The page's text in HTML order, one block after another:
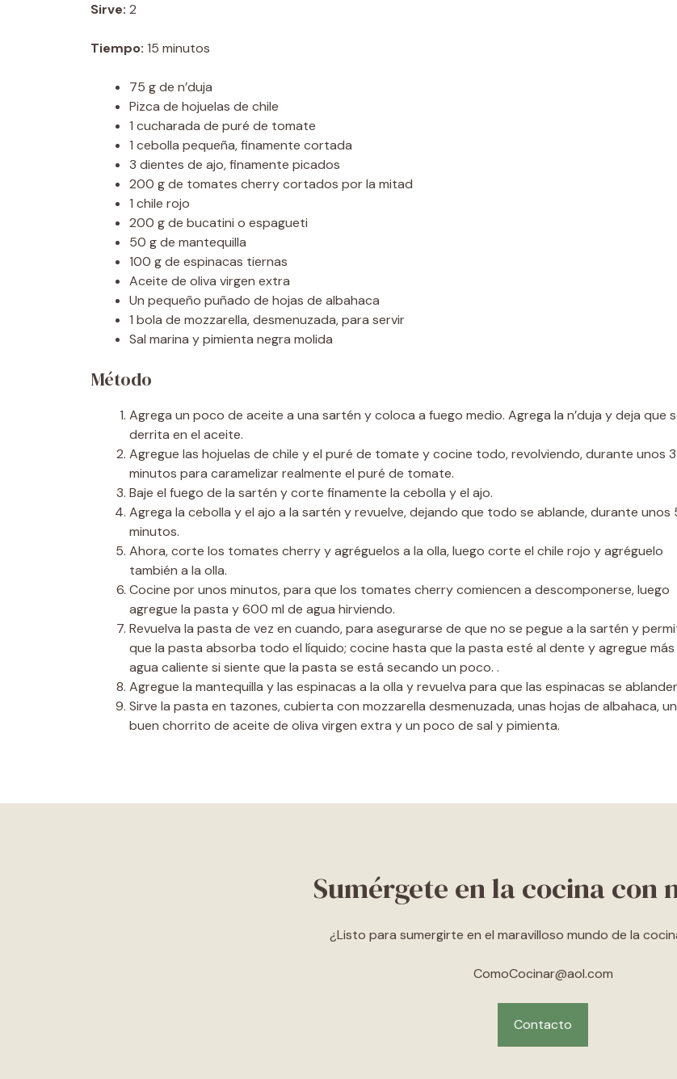
Sirve: 2
Tiempo: 15 minutos
75 g de n’duja
Pizca de hojuelas de chile
1 cucharada de puré de tomate
1 cebolla pequeña, finamente cortada
3 dientes de ajo, finamente picados
200 g de tomates cherry cortados por la mitad
1 chile rojo
200 g de bucatini o espagueti
50 g de mantequilla
100 g de espinacas tiernas
Aceite de oliva virgen extra
Un pequeño puñado de hojas de albahaca
1 bola de mozzarella, desmenuzada, para servir
Sal marina y pimienta negra molida
Método
Agrega un poco de aceite a una sartén y coloca a fuego medio. Agrega la n’duja y deja que
derrita en el aceite.
Agregue las hojuelas de chile y el puré de tomate y cocine todo, revolviendo, durante unos
minutos para caramelizar realmente el puré de tomate.
Baje el fuego de la sartén y corte finamente la cebolla y el ajo.
Agrega la cebolla y el ajo a la sartén y revuelve, dejando que todo se ablande, durante unos
minutos.
Ahora, corte los tomates cherry y agréguelos a la olla, luego corte el chile rojo y agréguelo
también a la olla.
Cocine por unos minutos, para que los tomates cherry comiencen a descomponerse, luego
agregue la pasta y 600 ml de agua hirviendo.
Revuelva la pasta de vez en cuando, para asegurarse de que no se pegue a la sartén y
que la pasta absorba todo el líquido; cocine hasta que la pasta esté al dente y agregue más
agua caliente si siente que la pasta se está secando un poco. .
Agregue la mantequilla y las espinacas a la olla y revuelva para que las espinacas se
Sirve la pasta en tazones, cubierta con mozzarella desmenuzada, unas hojas de albahaca, un
buen chorrito de aceite de oliva virgen extra y un poco de sal y pimienta.
Sumérgete en la cocina con
¿Listo para sumergirte en el maravilloso mundo de la
ComoCocinar@aol.com
Contacto